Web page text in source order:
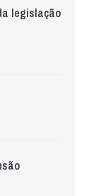
legislação